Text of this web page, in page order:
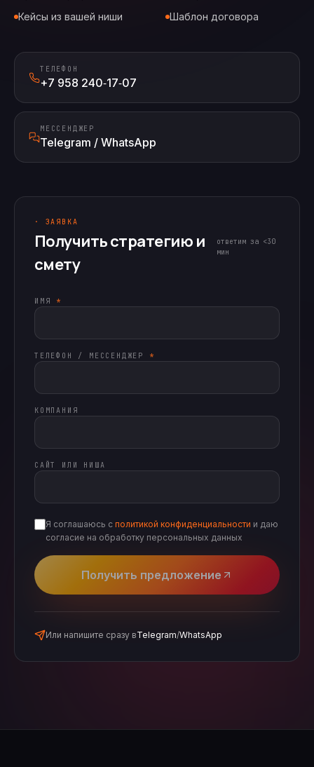
Кейсы из вашей ниши
Шаблон договора
ТЕЛЕФОН
+7 958 240‑17‑07
МЕССЕНДЖЕР
Telegram / WhatsApp
· ЗАЯВКА
Получить стратегию и
смету
ответим за <30
мин
ИМЯ *
ТЕЛЕФОН / МЕССЕНДЖЕР *
КОМПАНИЯ
САЙТ ИЛИ НИША
Я соглашаюсь с политикой конфиденциальности и даю
согласие на обработку персональных данных
Получить предложение
Или напишите сразу вTelegram/WhatsApp